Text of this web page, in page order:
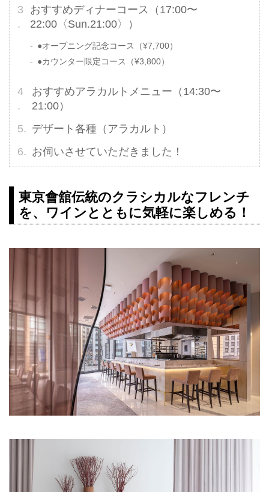
おすすめディナーコース（17:00〜
22:00〈Sun.21:00〉）
●オープニング記念コース（¥7,700）
●カウンター限定コース（¥3,800）
おすすめアラカルトメニュー（14:30〜
21:00）
デザート各種（アラカルト）
お伺いさせていただきました！
東京會舘伝統のクラシカルなフレンチ
を、ワインとともに気軽に楽しめる！